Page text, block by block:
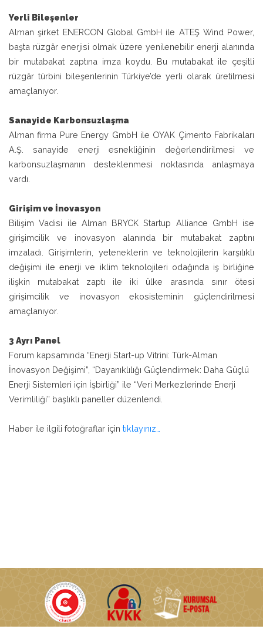
Yerli Bileşenler
Alman şirket ENERCON Global GmbH ile ATEŞ Wind Power,
başta rüzgâr enerjisi olmak üzere yenilenebilir enerji alanında
bir mutabakat zaptına imza koydu. Bu mutabakat ile çeşitli
rüzgâr türbini bileşenlerinin Türkiye’de yerli olarak üretilmesi
amaçlanıyor.
Sanayide Karbonsuzlaşma
Alman firma Pure Energy GmbH ile OYAK Çimento Fabrikaları
A.Ş. sanayide enerji esnekliğinin değerlendirilmesi ve
karbonsuzlaşmanın desteklenmesi noktasında anlaşmaya
vardı.
Girişim ve İnovasyon
Bilişim Vadisi ile Alman BRYCK Startup Alliance GmbH ise
girişimcilik ve inovasyon alanında bir mutabakat zaptını
imzaladı. Girişimlerin, yeteneklerin ve teknolojilerin karşılıklı
değişimi ile enerji ve iklim teknolojileri odağında iş birliğine
ilişkin mutabakat zaptı ile iki ülke arasında sınır ötesi
girişimcilik ve inovasyon ekosisteminin güçlendirilmesi
amaçlanıyor.
3 Ayrı Panel
Forum kapsamında “Enerji Start-up Vitrini: Türk-Alman
İnovasyon Değişimi”, “Dayanıklılığı Güçlendirmek: Daha Güçlü
Enerji Sistemleri için İşbirliği” ile “Veri Merkezlerinde Enerji
Verimliliği” başlıklı paneller düzenlendi.
Haber ile ilgili fotoğraflar için tıklayınız…